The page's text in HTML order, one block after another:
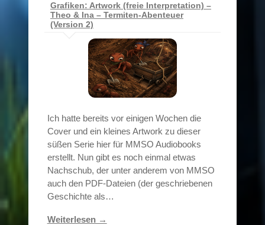
Grafiken: Artwork (freie Interpretation) –
Theo & Ina – Termiten-Abenteuer
(Version 2)
Ich hatte bereits vor einigen Wochen die
Cover und ein kleines Artwork zu dieser
süßen Serie hier für MMSO Audiobooks
erstellt. Nun gibt es noch einmal etwas
Nachschub, der unter anderem von MMSO
auch den PDF-Dateien (der geschriebenen
Geschichte als…
Weiterlesen →